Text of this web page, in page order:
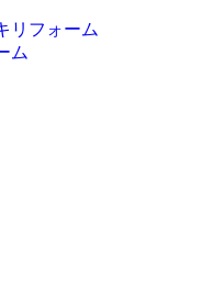
リフォーム
ム